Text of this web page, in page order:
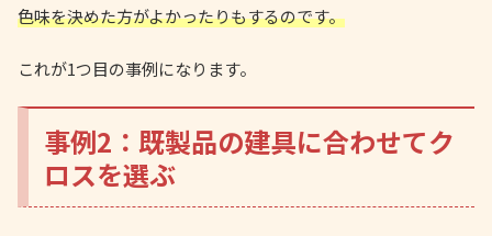
色味を決めた方がよかったりもするのです。
これが1つ目の事例になります。
事例2：既製品の建具に合わせてク
ロスを選ぶ